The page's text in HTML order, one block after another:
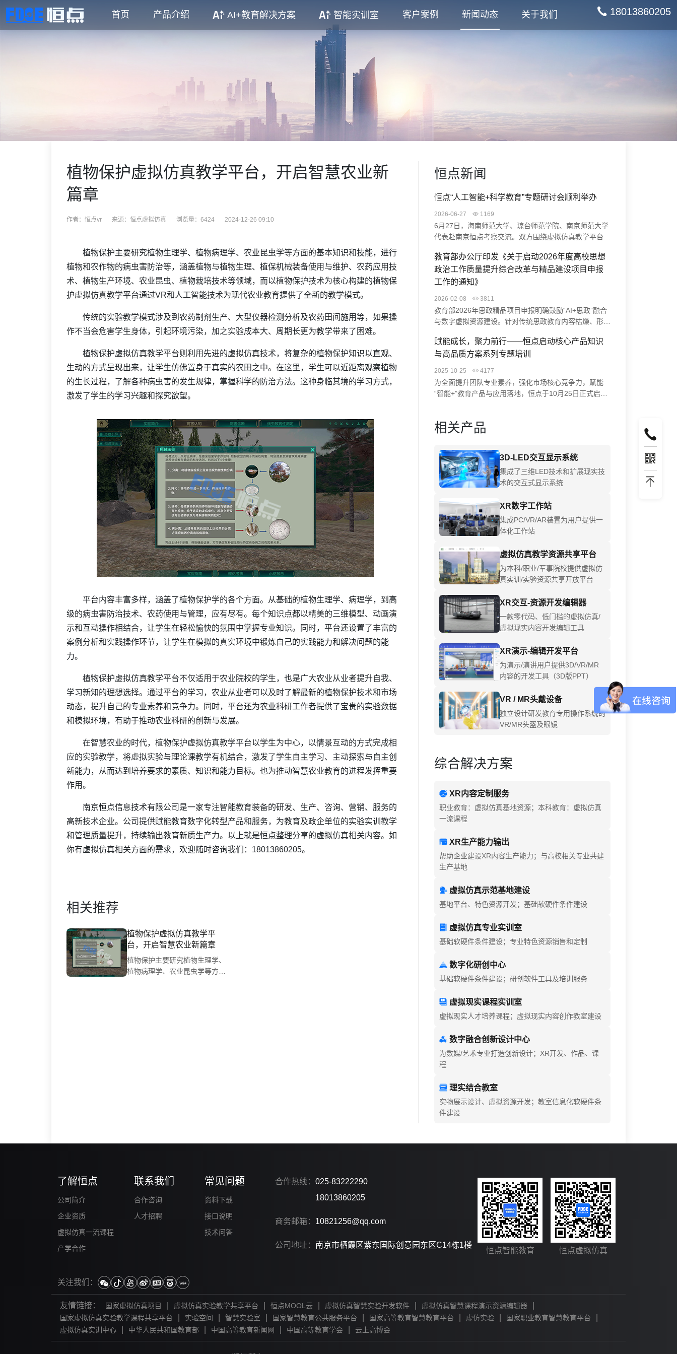
首页 产品介绍 AI+教育解决方案 智能实训室 客户案例 新闻动态 关于我们 18013860205
植物保护虚拟仿真教学平台，开启智慧农业新
篇章‌
作者：恒点vr 来源： 恒点虚拟仿真 浏览量：6424 2024-12-26 09:10
植物保护主要研究植物生理学、植物病理学、农业昆虫学等方面的基本知识和技能，进行
植物和农作物的病虫害防治等，涵盖植物与植物生理、植保机械装备使用与维护、农药应用技
术、植物生产环境、农业昆虫、植物栽培技术等领域，而以植物保护技术为核心构建的植物保
护虚拟仿真教学平台通过VR和人工智能技术为现代农业教育提供了全新的教学模式。
传统的实验教学模式涉及到农药制剂生产、大型仪器检测分析及农药田间施用等，如果操
作不当会危害学生身体，引起环境污染，加之实验成本大、周期长更为教学带来了困难。
植物保护虚拟仿真教学平台则利用先进的虚拟仿真技术，将复杂的植物保护知识以直观、
生动的方式呈现出来，让学生仿佛置身于真实的农田之中。在这里，学生可以近距离观察植物
的生长过程，了解各种病虫害的发生规律，掌握科学的防治方法。这种身临其境的学习方式，
激发了学生的学习兴趣和探究欲望。
平台内容丰富多样，涵盖了植物保护学的各个方面。从基础的植物生理学、病理学，到高
级的病虫害防治技术、农药使用与管理，应有尽有。每个知识点都以精美的三维模型、动画演
示和互动操作相结合，让学生在轻松愉快的氛围中掌握专业知识。同时，平台还设置了丰富的
案例分析和实践操作环节，让学生在模拟的真实环境中锻炼自己的实践能力和解决问题的能
力。
植物保护虚拟仿真教学平台不仅适用于农业院校的学生，也是广大农业从业者提升自我、
学习新知的理想选择。通过平台的学习，农业从业者可以及时了解最新的植物保护技术和市场
动态，提升自己的专业素养和竞争力。同时，平台还为农业科研工作者提供了宝贵的实验数据
和模拟环境，有助于推动农业科研的创新与发展。
在智慧农业的时代，植物保护虚拟仿真教学平台以学生为中心，以情景互动的方式完成相
应的实验教学，将虚拟实验与理论课教学有机结合，激发了学生自主学习、主动探索与自主创
新能力，从而达到培养要求的素质、知识和能力目标。也为推动智慧农业教育的进程发挥重要
作用。
南京恒点信息技术有限公司是一家专注智能教育装备的研发、生产、咨询、营销、服务的
高新技术企业。公司提供赋能教育数字化转型产品和服务，为教育及政企单位的实验实训教学
和管理质量提升，持续输出教育新质生产力。以上就是恒点整理分享的虚拟仿真相关内容。如
你有虚拟仿真相关方面的需求，欢迎随时咨询我们：18013860205。
相关推荐
植物保护虚拟仿真教学平
台，开启智慧农业新篇章‌
植物保护主要研究植物生理学、
植物病理学、农业昆虫学等方面
恒点新闻
恒点“人工智能+科学教育”专题研讨会顺利举办
2026-06-27 1169
6月27日，海南师范大学、琼台师范学院、南京师范大学
代表赴南京恒点考察交流。双方围绕虚拟仿真教学平台、
展示AI空间智能赋能实验中心建设方案、裸眼3D虚仿系
统及课程编辑器实操，并结合典型案例分享实践成果。此
次交流促进了校企协同，助力高校科学教育数字化转型与
教育部办公厅印发《关于启动2026年度高校思想
政治工作质量提升综合改革与精品建设项目申报
工作的通知》
2026-02-08 3811
教育部2026年思政精品项目申报明确鼓励“AI+思政”融合
与数字虚拟资源建设。针对传统思政教育内容枯燥、形式
造沉浸式学习体验（如“飞夺泸定桥”虚拟实验），并借助
AI构建智慧系统与数智档案，助力高校开发思政大模型、
赋能成长，聚力前行——恒点启动核心产品知识
与高品质方案系列专题培训
2025-10-25 4177
为全面提升团队专业素养，强化市场核心竞争力，赋能
“智能+”教育产品与应用落地，恒点于10月25日正式启动
度与高品质方案的理解能力，助力业务水平与客户服务质
相关产品
3D-LED交互显示系统
集成了三维LED技术和扩展现实技
术的交互式显示系统
XR数字工作站
集成PC/VR/AR装置为用户提供一
体化工作站
虚拟仿真教学资源共享平台
为本科/职业/军事院校提供虚拟仿
真实训/实验资源共享开放平台
XR交互-资源开发编辑器
一款零代码、低门槛的虚拟仿真/
虚拟现实内容开发编辑工具
XR演示-编辑开发平台
为演示/演讲用户提供3D/VR/MR
内容的开发工具（3D版PPT）
VR / MR头戴设备
独立设计研发教育专用操作系统的
VR/MR头盔及眼镜
综合解决方案
XR内容定制服务
职业教育：虚拟仿真基地资源；本科教育：虚拟仿真
一流课程
XR生产能力输出
帮助企业建设XR内容生产能力；与高校相关专业共建
生产基地
虚拟仿真示范基地建设
基地平台、特色资源开发；基础软硬件条件建设
虚拟仿真专业实训室
基础软硬件条件建设；专业特色资源销售和定制
数字化研创中心
基础软硬件条件建设；研创软件工具及培训服务
虚拟现实课程实训室
虚拟现实人才培养课程；虚拟现实内容创作教室建设
数字融合创新设计中心
为数媒/艺术专业打造创新设计；XR开发、作品、课
程
理实结合教室
实物展示设计、虚拟资源开发；教室信息化软硬件条
件建设
了解恒点
公司简介
企业资质
虚拟仿真一流课程
产学合作
联系我们
合作咨询
人才招聘
常见问题
资料下载
接口说明
技术问答
合作热线： 025-83222290
18013860205
商务邮箱： 10821256@qq.com
公司地址： 南京市栖霞区紫东国际创意园东区C14栋1楼
恒点智能教育 恒点虚拟仿真
关注我们：
友情链接： 国家虚拟仿真项目 虚拟仿真实验教学共享平台 恒点MOOL云 虚拟仿真智慧实验开发软件 虚拟仿真智慧课程演示资源编辑器
国家虚拟仿真实验教学课程共享平台 实验空间 智慧实验室 国家智慧教育公共服务平台 国家高等教育智慧教育平台 虚仿实验 国家职业教育智慧教育平台
虚拟仿真实训中心 中华人民共和国教育部 中国高等教育新闻网 中国高等教育学会 云上高博会